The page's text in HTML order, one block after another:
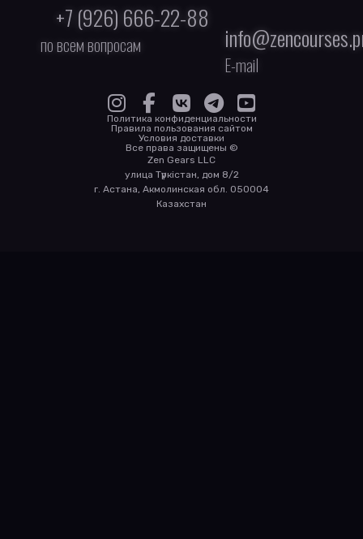
+7 (926) 666-22-88
по всем вопросам
E-mail
Политика конфиденциальности
Правила пользования сайтом
Условия доставки
Все права защищены ©
Zen Gears LLC
улица Түркістан, дом 8/2
г. Астана, Акмолинская обл. 050004
Казахстан